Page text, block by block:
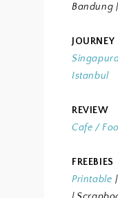
Bandung
JOURNEY
Istanbul
REVIEW
Cafe /
FREEBIES
Printable